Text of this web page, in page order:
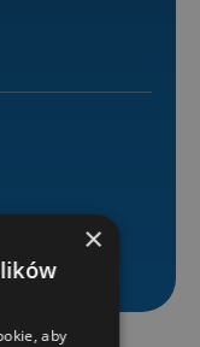
Poznań-
×
aby